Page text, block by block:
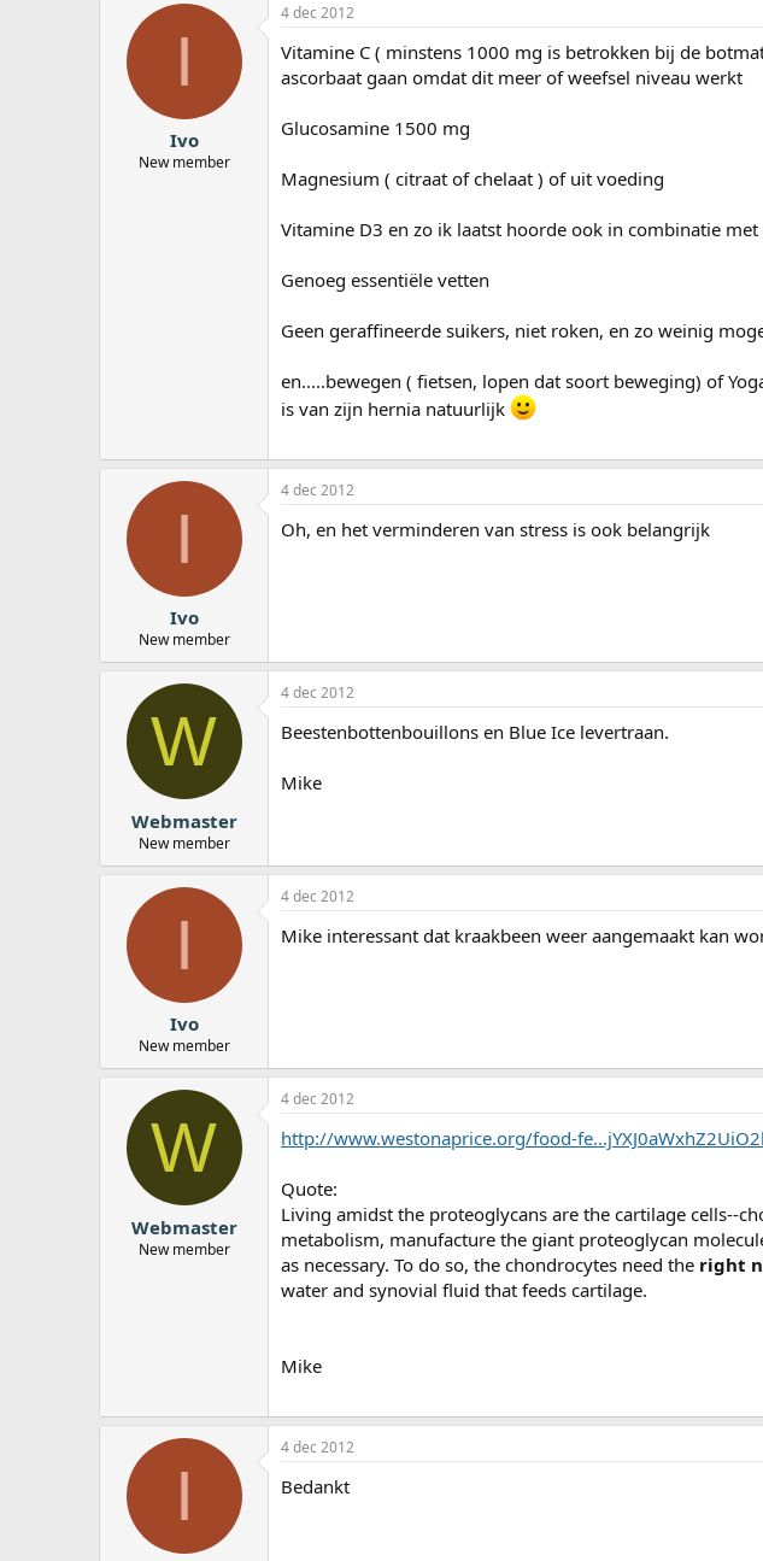
I
Ivo
New member
4 dec 2012
Vitamine C ( minstens 1000 mg is betrokken bij de
ascorbaat gaan omdat dit meer of weefsel niveau werkt
Glucosamine 1500 mg
Magnesium ( citraat of chelaat ) of uit voeding
Vitamine D3 en zo ik laatst hoorde ook in combinatie
Genoeg essentiële vetten
Geen geraffineerde suikers, niet roken, en zo weinig
en.....bewegen ( fietsen, lopen dat soort beweging) of
is van zijn hernia natuurlijk
I
Ivo
New member
4 dec 2012
Oh, en het verminderen van stress is ook belangrijk
W
Webmaster
New member
4 dec 2012
Beestenbottenbouillons en Blue Ice levertraan.
Mike
I
Ivo
New member
4 dec 2012
Mike interessant dat kraakbeen weer aangemaakt kan
W
Webmaster
New member
4 dec 2012
http://www.westonaprice.org/food-
Quote:
Living amidst the proteoglycans are the cartilage cells--
metabolism, manufacture the giant proteoglycan
as necessary. To do so, the chondrocytes need the right
water and synovial fluid that feeds cartilage.
Mike
I
4 dec 2012
Bedankt